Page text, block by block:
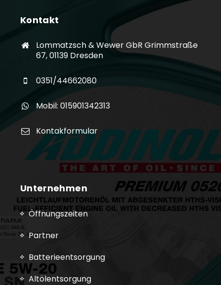
Kontakt
Lommatzsch & Wewer GbR Grimmstraße
67, 01139 Dresden
0351/44662080
Mobil: 015901342313
Kontakformular
Unternehmen
Öffnungszeiten
Partner
Batterieentsorgung
Altölentsorgung